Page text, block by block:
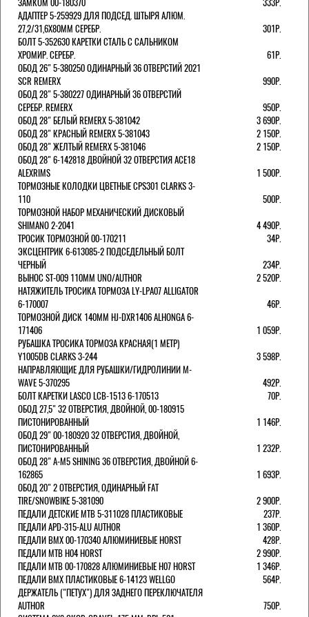
АДАПТЕР 5-259929 ДЛЯ ПОДСЕД. ШТЫРЯ АЛЮМ.
27,2/31,6Х80ММ СЕРЕБР.
301Р.
БОЛТ 5-352630 КАРЕТКИ СТАЛЬ С САЛЬНИКОМ
ХРОМИР. СЕРЕБР.
61Р.
ОБОД 26" 5-380250 ОДИНАРНЫЙ 36 ОТВЕРСТИЙ 2021
SCR REMERX
990Р.
ОБОД 28" 5-380227 ОДИНАРНЫЙ 36 ОТВЕРСТИЙ
СЕРЕБР. REMERX
950Р.
ОБОД 28" БЕЛЫЙ REMERX 5-381042
3 690Р.
ОБОД 28" КРАСНЫЙ REMERX 5-381043
2 150Р.
ОБОД 28" ЖЕЛТЫЙ REMERX 5-381046
2 150Р.
ОБОД 28" 6-142818 ДВОЙНОЙ 32 ОТВЕРСТИЯ ACE18
ALEXRIMS
1 500Р.
ТОРМОЗНЫЕ КОЛОДКИ ЦВЕТНЫЕ CPS301 CLARKS 3-
110
500Р.
ТОРМОЗНОЙ НАБОР МЕХАНИЧЕСКИЙ ДИСКОВЫЙ
SHIMANO 2-2041
4 490Р.
ТРОСИК ТОРМОЗНОЙ 00-170211
34Р.
ЭКСЦЕНТРИК 6-613085-2 ПОДСЕДЕЛЬНЫЙ БОЛТ
ЧЕРНЫЙ
234Р.
ВЫНОС ST-009 110ММ UNO/AUTHOR
2 520Р.
НАТЯЖИТЕЛЬ ТРОСИКА ТОРМОЗА LY-LPA07 ALLIGATOR
6-170007
46Р.
ТОРМОЗНОЙ ДИСК 140ММ HJ-DXR1406 ALHONGA 6-
171406
1 059Р.
РУБАШКА ТРОСИКА ТОРМОЗА КРАСНАЯ(1 МЕТР)
Y1005DB CLARKS 3-244
3 598Р.
НАПРАВЛЯЮЩИЕ ДЛЯ РУБАШКИ/ГИДРОЛИНИИ M-
WAVE 5-370295
492Р.
БОЛТ КАРЕТКИ LASCO LCB-1513 6-170513
70Р.
ОБОД 27,5" 32 ОТВЕРСТИЯ, ДВОЙНОЙ, 00-180915
ПИСТОНИРОВАННЫЙ
1 146Р.
ОБОД 29" 00-180920 32 ОТВЕРСТИЯ, ДВОЙНОЙ,
ПИСТОНИРОВАННЫЙ
1 232Р.
ОБОД 28" A-M5 SHINING 36 ОТВЕРСТИЯ, ДВОЙНОЙ 6-
162865
1 693Р.
ОБОД 20" 2 ОТВЕРСТИЯ, ОДИНАРНЫЙ FAT
TIRE/SNOWBIKE 5-381090
2 900Р.
ПЕДАЛИ ДЕТСКИЕ MTB 5-311028 ПЛАСТИКОВЫЕ
237Р.
ПЕДАЛИ APD-315-ALU AUTHOR
1 360Р.
ПЕДАЛИ BMX 00-170340 АЛЮМИНИЕВЫЕ HORST
428Р.
ПЕДАЛИ MTB H04 HORST
2 990Р.
ПЕДАЛИ MTB 00-170828 АЛЮМИНИЕВЫЕ H07 HORST
1 346Р.
ПЕДАЛИ BMX ПЛАСТИКОВЫЕ 6-14123 WELLGO
564Р.
ДЕРЖАТЕЛЬ ("ПЕТУХ") ДЛЯ ЗАДНЕГО ПЕРЕКЛЮЧАТЕЛЯ
AUTHOR
750Р.